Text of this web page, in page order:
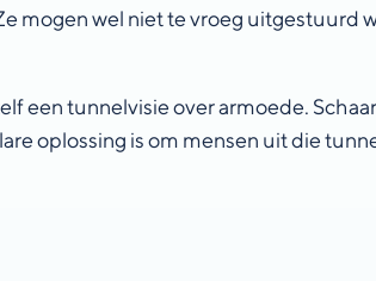
mogen wel niet te vroeg uitgestuurd
een tunnelvisie over armoede.
oplossing is om mensen uit die